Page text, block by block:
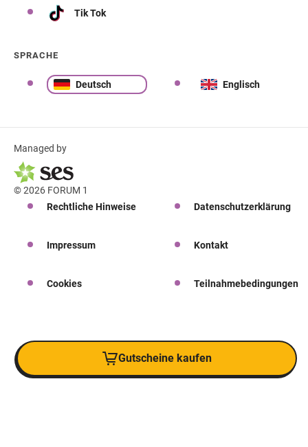
Tik Tok
SPRACHE
Deutsch Englisch
Managed by
© 2026 FORUM 1
Rechtliche Hinweise
Datenschutzerklärung
Impressum Kontakt
Cookies Teilnahmebedingungen
Gutscheine kaufen